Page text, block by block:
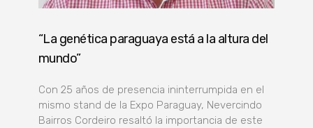
“La genética paraguaya está a la altura del
mundo”
Con 25 años de presencia ininterrumpida en el
mismo stand de la Expo Paraguay, Nevercindo
Bairros Cordeiro resaltó la importancia de este